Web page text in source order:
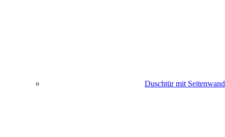
Duschtür mit Seitenwand